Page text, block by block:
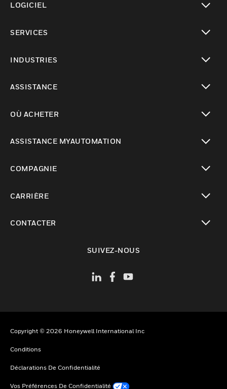
LOGICIEL
SERVICES
INDUSTRIES
ASSISTANCE
OÙ ACHETER
ASSISTANCE MYAUTOMATION
COMPAGNIE
CARRIÈRE
CONTACTER
SUIVEZ-NOUS
Copyright © 2026 Honeywell International Inc
Conditions
Déclarations De Confidentialité
Vos Préférences De Confidentialité